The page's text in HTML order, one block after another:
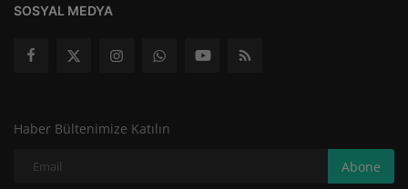
SOSYAL MEDYA
Haber Bültenimize Katılın
Abone